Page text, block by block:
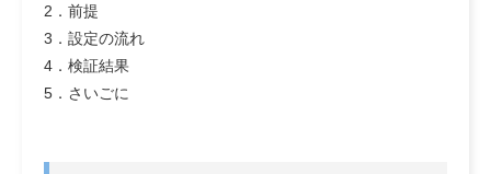
2．前提
3．設定の流れ
4．検証結果
5．さいごに